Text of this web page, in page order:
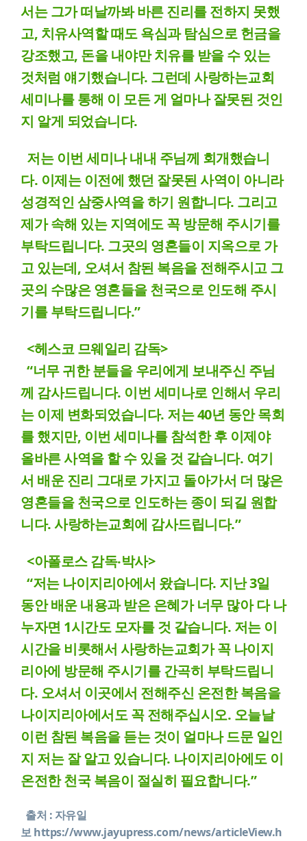
서는 그가 떠날까봐 바른 진리를 전하지 못했
고, 치유사역할 때도 욕심과 탐심으로 헌금을
강조했고, 돈을 내야만 치유를 받을 수 있는
것처럼 얘기했습니다. 그런데 사랑하는교회
세미나를 통해 이 모든 게 얼마나 잘못된 것인
지 알게 되었습니다.
저는 이번 세미나 내내 주님께 회개했습니
다. 이제는 이전에 했던 잘못된 사역이 아니라
성경적인 삼중사역을 하기 원합니다. 그리고
제가 속해 있는 지역에도 꼭 방문해 주시기를
부탁드립니다. 그곳의 영혼들이 지옥으로 가
고 있는데, 오셔서 참된 복음을 전해주시고 그
곳의 수많은 영혼들을 천국으로 인도해 주시
기를 부탁드립니다.”
<헤스코 므웨일리 감독>
“너무 귀한 분들을 우리에게 보내주신 주님
께 감사드립니다. 이번 세미나로 인해서 우리
는 이제 변화되었습니다. 저는 40년 동안 목회
를 했지만, 이번 세미나를 참석한 후 이제야
올바른 사역을 할 수 있을 것 같습니다. 여기
서 배운 진리 그대로 가지고 돌아가서 더 많은
영혼들을 천국으로 인도하는 종이 되길 원합
니다. 사랑하는교회에 감사드립니다.”
<아폴로스 감독‧박사>
“저는 나이지리아에서 왔습니다. 지난 3일
동안 배운 내용과 받은 은혜가 너무 많아 다 나
누자면 1시간도 모자를 것 같습니다. 저는 이
시간을 비롯해서 사랑하는교회가 꼭 나이지
리아에 방문해 주시기를 간곡히 부탁드립니
다. 오셔서 이곳에서 전해주신 온전한 복음을
나이지리아에서도 꼭 전해주십시오. 오늘날
이런 참된 복음을 듣는 것이 얼마나 드문 일인
지 저는 잘 알고 있습니다. 나이지리아에도 이
온전한 천국 복음이 절실히 필요합니다.”
출처 : 자유일
보https://www.jayupress.com/news/articleView.h